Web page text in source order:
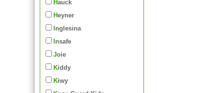
Hauck
Heyner
Inglesina
Insafe
Joie
Kiddy
Kiwy